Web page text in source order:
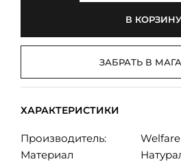
В КОРЗИНУ
ЗАБРАТЬ В
ХАРАКТЕРИСТИКИ
Производитель:
Welfare
Материал